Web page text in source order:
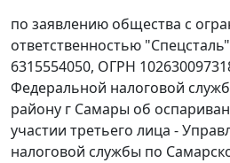
по заявлению общества с
ответственностью
6315554050, ОГРН
Федеральной налоговой
району г Самары об
участии третьего лица -
налоговой службы по